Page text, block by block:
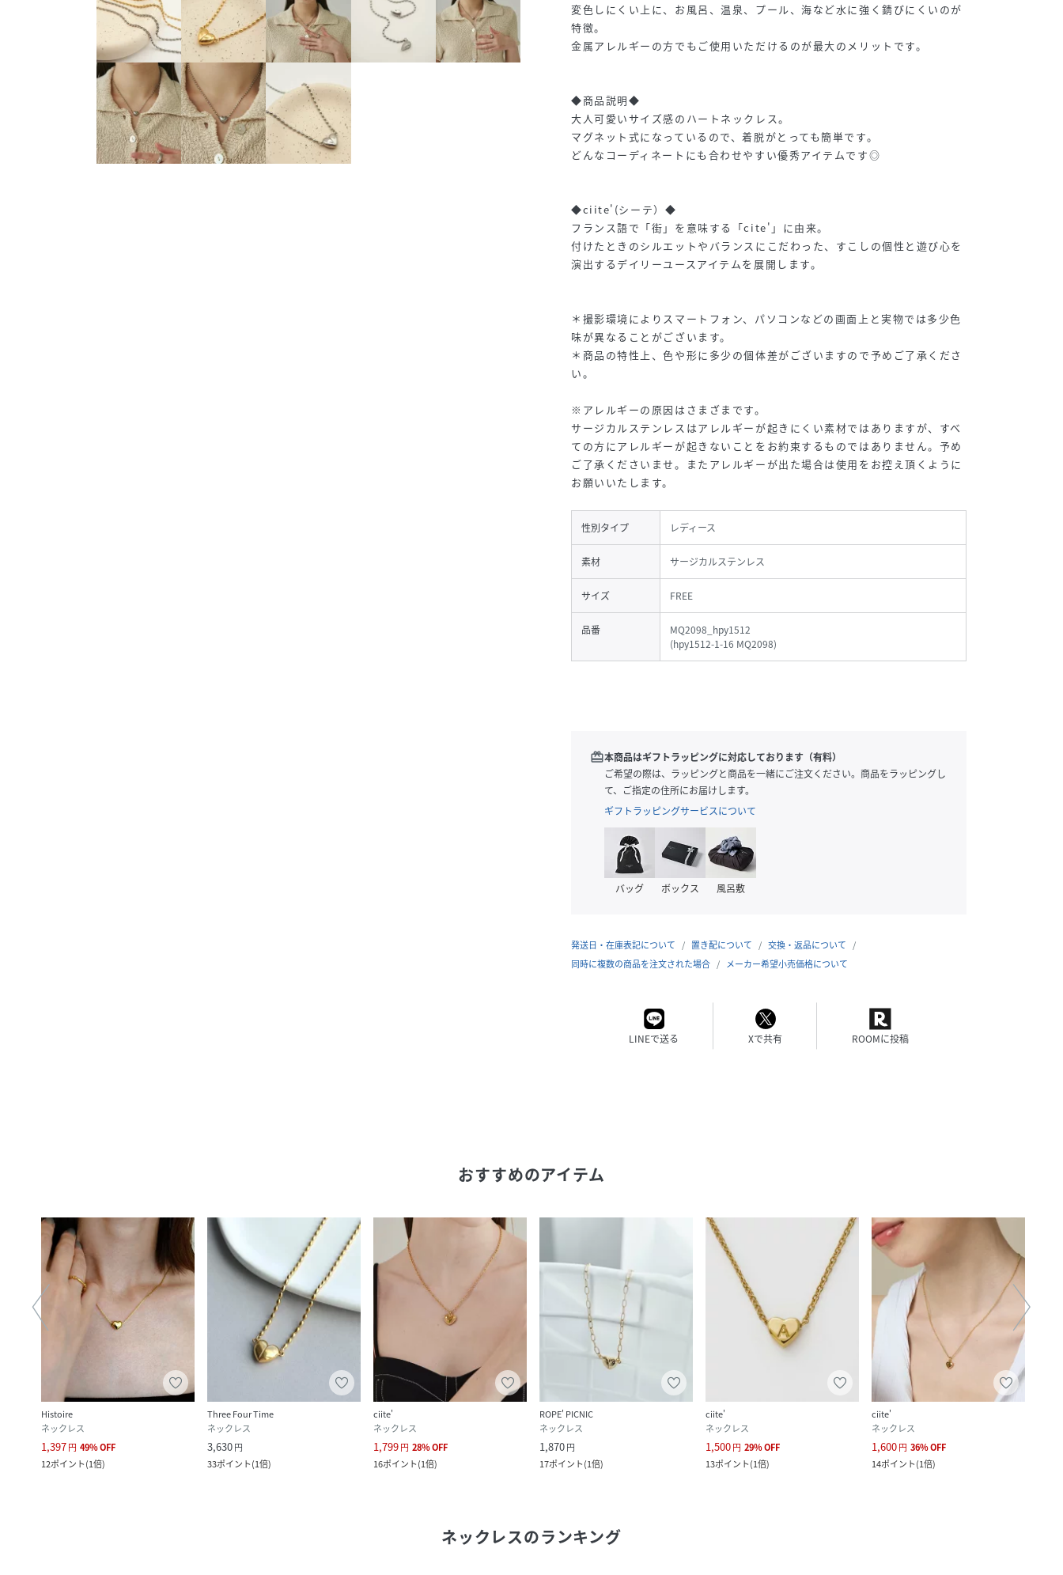
変色しにくい上に、お風呂、温泉、プール、海など水に強く錆びにくいのが
特徴。
金属アレルギーの方でもご使用いただけるのが最大のメリットです。
◆商品説明◆
大人可愛いサイズ感のハートネックレス。
マグネット式になっているので、着脱がとっても簡単です。
どんなコーディネートにも合わせやすい優秀アイテムです◎
◆ciite'(シーテ）◆
フランス語で「街」を意味する「cite'」に由来。
付けたときのシルエットやバランスにこだわった、すこしの個性と遊び心を
演出するデイリーユースアイテムを展開します。
＊撮影環境によりスマートフォン、パソコンなどの画面上と実物では多少色
味が異なることがございます。
＊商品の特性上、色や形に多少の個体差がございますので予めご了承くださ
い。
※アレルギーの原因はさまざまです。
サージカルステンレスはアレルギーが起きにくい素材ではありますが、すべ
ての方にアレルギーが起きないことをお約束するものではありません。予め
ご了承くださいませ。またアレルギーが出た場合は使用をお控え頂くように
お願いいたします。
性別タイプ レディース
素材 サージカルステンレス
サイズ FREE
品番
MQ2098_hpy1512
(hpy1512-1-16 MQ2098)
redeem本商品はギフトラッピングに対応しております（有料）
ご希望の際は、ラッピングと商品を一緒にご注文ください。商品をラッピングし
て、ご指定の住所にお届けします。
ギフトラッピングサービスについて
バッグ ボックス 風呂敷
発送日・在庫表記について 置き配について
交換・返品について
同時に複数の商品を注文された場合
メーカー希望小売価格について
LINEで送る Xで共有 ROOMに投稿
おすすめのアイテム
Histoire
ネックレス
1,397円 49%OFF
12ポイント(1倍)
Three Four Time
ネックレス
3,630円
33ポイント(1倍)
ciite'
ネックレス
1,799円 28%OFF
16ポイント(1倍)
ROPE' PICNIC
ネックレス
1,870円
17ポイント(1倍)
ciite'
ネックレス
1,500円 29%OFF
13ポイント(1倍)
ciite'
ネックレス
1,600円 36%OFF
14ポイント(1倍)
ネックレスのランキング